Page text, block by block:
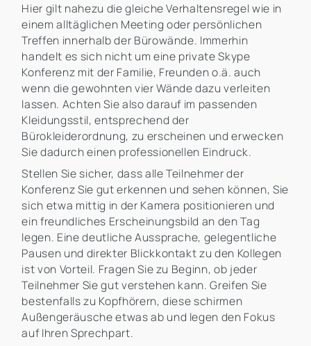
Hier gilt nahezu die gleiche Verhaltensregel wie in
einem alltäglichen Meeting oder persönlichen
Treffen innerhalb der Bürowände. Immerhin
handelt es sich nicht um eine private Skype
Konferenz mit der Familie, Freunden o.ä. auch
wenn die gewohnten vier Wände dazu verleiten
lassen. Achten Sie also darauf im passenden
Kleidungsstil, entsprechend der
Bürokleiderordnung, zu erscheinen und erwecken
Sie dadurch einen professionellen Eindruck.
Stellen Sie sicher, dass alle Teilnehmer der
Konferenz Sie gut erkennen und sehen können, Sie
sich etwa mittig in der Kamera positionieren und
ein freundliches Erscheinungsbild an den Tag
legen. Eine deutliche Aussprache, gelegentliche
Pausen und direkter Blickkontakt zu den Kollegen
ist von Vorteil. Fragen Sie zu Beginn, ob jeder
Teilnehmer Sie gut verstehen kann. Greifen Sie
bestenfalls zu Kopfhörern, diese schirmen
Außengeräusche etwas ab und legen den Fokus
auf Ihren Sprechpart.